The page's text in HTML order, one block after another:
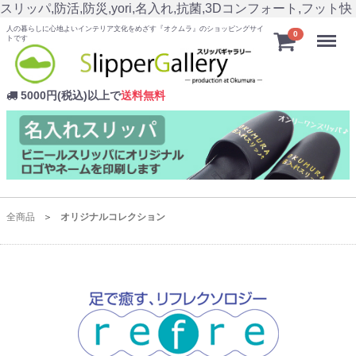
スリッパ,防活,防災,yori,名入れ,抗菌,3Dコンフォート,フット快
人の暮らしに心地よいインテリア文化をめざす『オクムラ』のショッピングサイ
トです
5000円(税込)以上で送料無料
0 Menu
全商品 オリジナルコレクション